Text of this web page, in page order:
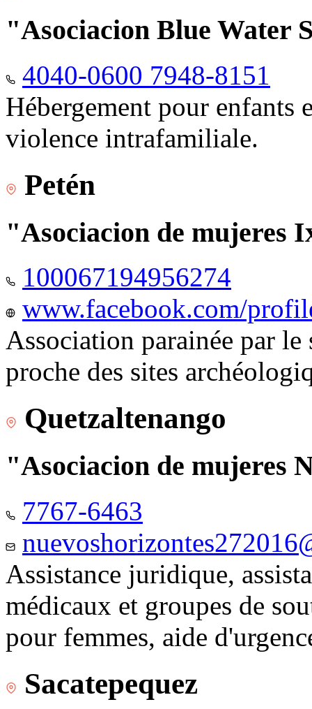
"Asociacion Blue Water
4040-0600 7948-8151
Hébergement pour enfants
violence intrafamiliale.
Petén
"Asociacion de mujeres
100067194956274
www.facebook.com/
Association parainée par
proche des sites
Quetzaltenango
"Asociacion de mujeres
7767-6463
Assistance juridique,
médicaux et groupes de
pour femmes, aide
Sacatepequez